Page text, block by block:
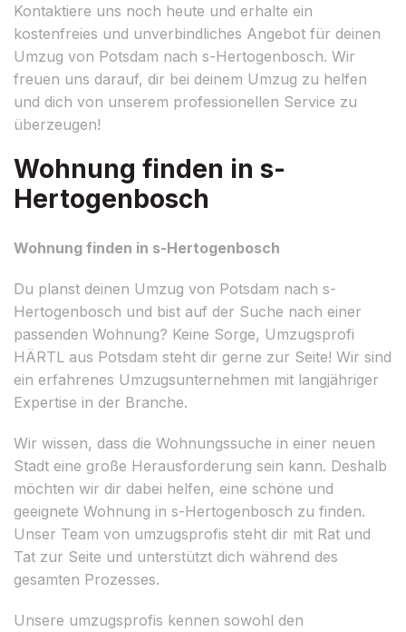
Kontaktiere uns noch heute und erhalte ein
kostenfreies und unverbindliches Angebot für deinen
Umzug von Potsdam nach s-Hertogenbosch. Wir
freuen uns darauf, dir bei deinem Umzug zu helfen
und dich von unserem professionellen Service zu
überzeugen!
Wohnung finden in s-
Hertogenbosch
Wohnung finden in s-Hertogenbosch
Du planst deinen Umzug von Potsdam nach s-
Hertogenbosch und bist auf der Suche nach einer
passenden Wohnung? Keine Sorge, Umzugsprofi
HÄRTL aus Potsdam steht dir gerne zur Seite! Wir sind
ein erfahrenes Umzugsunternehmen mit langjähriger
Expertise in der Branche.
Wir wissen, dass die Wohnungssuche in einer neuen
Stadt eine große Herausforderung sein kann. Deshalb
möchten wir dir dabei helfen, eine schöne und
geeignete Wohnung in s-Hertogenbosch zu finden.
Unser Team von umzugsprofis steht dir mit Rat und
Tat zur Seite und unterstützt dich während des
gesamten Prozesses.
Unsere umzugsprofis kennen sowohl den